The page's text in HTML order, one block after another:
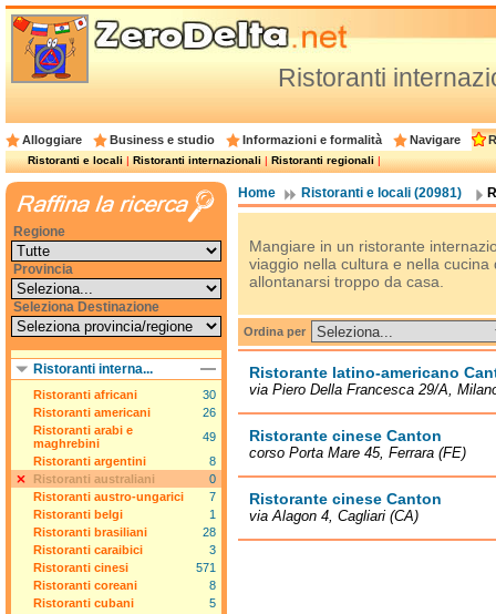
Ristoranti
Alloggiare Business e studio Informazioni e formalità Navigare
Ristoranti e locali|Ristoranti internazionali|Ristoranti regionali|
Home Ristoranti e locali (20981)
Mangiare in un ristorante
viaggio nella cultura e nella
allontanarsi troppo da casa.
Ordina per
Ristorante latino-americano
via Piero Della Francesca 29/A,
Ristorante cinese Canton
corso Porta Mare 45, Ferrara (FE)
Ristorante cinese Canton
via Alagon 4, Cagliari (CA)
Regione
Provincia
Seleziona Destinazione
Ristoranti interna...
Ristoranti africani
30
Ristoranti americani
26
Ristoranti arabi e
maghrebini
49
Ristoranti argentini
8
Ristoranti australiani
0
Ristoranti austro-ungarici
7
Ristoranti belgi
1
Ristoranti brasiliani
28
Ristoranti caraibici
3
Ristoranti cinesi
571
Ristoranti coreani
8
Ristoranti cubani
5